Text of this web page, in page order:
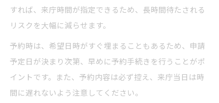
すれば、来庁時間が指定できるため、長時間待たされる
リスクを大幅に減らせます。
予約時は、希望日時がすぐ埋まることもあるため、申請
予定日が決まり次第、早めに予約手続きを行うことがポ
イントです。また、予約内容は必ず控え、来庁当日は時
間に遅れないよう注意してください。